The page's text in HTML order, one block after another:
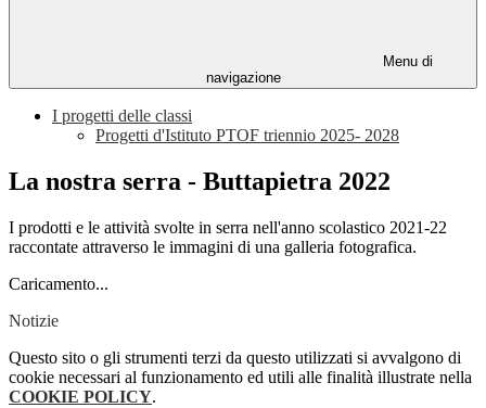
Menu di
navigazione
I progetti delle classi
Progetti d'Istituto PTOF triennio 2025- 2028
La nostra serra - Buttapietra 2022
I prodotti e le attività svolte in serra nell'anno scolastico 2021-22
raccontate attraverso le immagini di una galleria fotografica.
Caricamento...
Notizie
Questo sito o gli strumenti terzi da questo utilizzati si avvalgono di
cookie necessari al funzionamento ed utili alle finalità illustrate nella
COOKIE POLICY.